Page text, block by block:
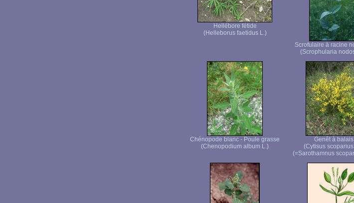
Hellébore fétide
(Helleborus faetidus L.)
Scrofulaire à racine
(Scrophularia
Chénopode blanc - Poule grasse
(Chenopodium album L.)
Genêt à balais
(Cytisus scoparius
(=Sarothamnus